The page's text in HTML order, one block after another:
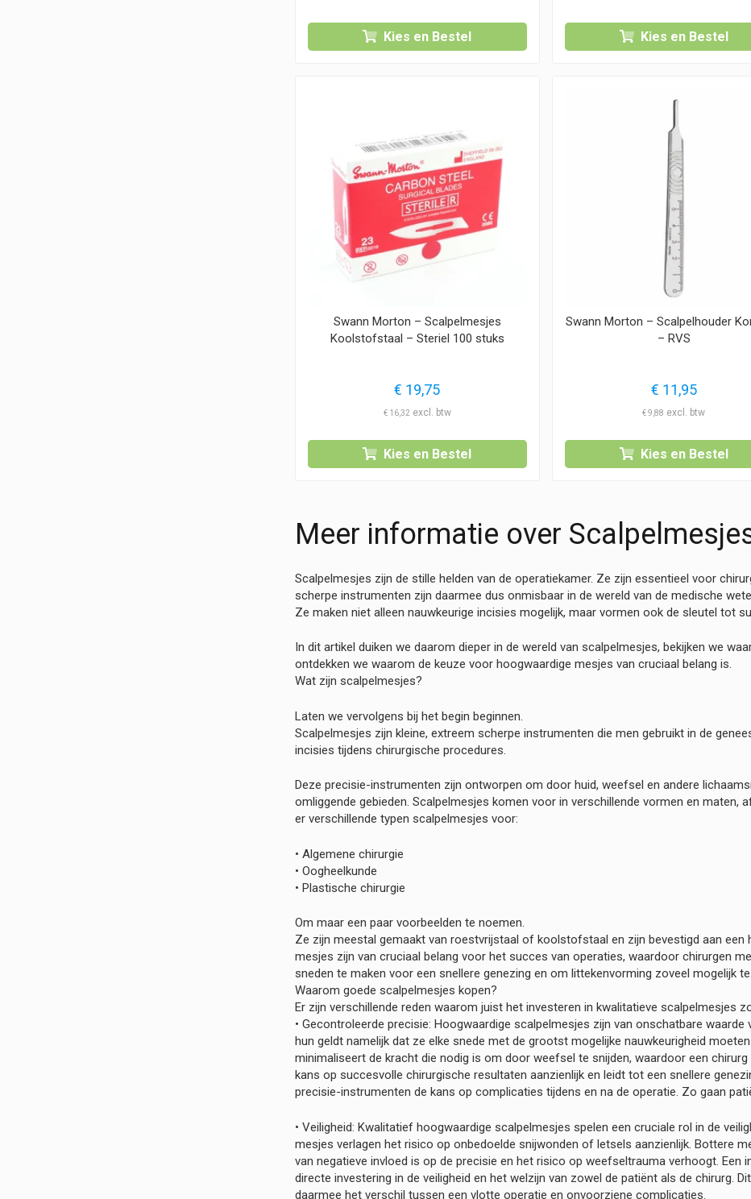
Kies en Bestel Kies en Bestel
Swann Morton – Scalpelmesjes
Koolstofstaal – Steriel 100 stuks
€ 19,75
€16,32
Kies en Bestel
Swann Morton – Scalpelhouder
– RVS
€ 11,95
€9,88
Kies en Bestel
Meer informatie over
Scalpelmesjes zijn de stille helden van de operatiekamer. Ze zijn essentieel voor
scherpe instrumenten zijn daarmee dus onmisbaar in de wereld van de medische
Ze maken niet alleen nauwkeurige incisies mogelijk, maar vormen ook de sleutel tot
In dit artikel duiken we daarom dieper in de wereld van scalpelmesjes, bekijken we
ontdekken we waarom de keuze voor hoogwaardige mesjes van cruciaal belang is.
Wat zijn scalpelmesjes?
Laten we vervolgens bij het begin beginnen.
Scalpelmesjes zijn kleine, extreem scherpe instrumenten die men gebruikt in de
incisies tijdens chirurgische procedures.
Deze precisie-instrumenten zijn ontworpen om door huid, weefsel en andere
omliggende gebieden. Scalpelmesjes komen voor in verschillende vormen en
er verschillende typen scalpelmesjes voor:
• Algemene chirurgie
• Oogheelkunde
• Plastische chirurgie
Om maar een paar voorbeelden te noemen.
Ze zijn meestal gemaakt van roestvrijstaal of koolstofstaal en zijn bevestigd aan een
mesjes zijn van cruciaal belang voor het succes van operaties, waardoor chirurgen
sneden te maken voor een snellere genezing en om littekenvorming zoveel mogelijk
Waarom goede scalpelmesjes kopen?
Er zijn verschillende reden waarom juist het investeren in kwalitatieve scalpelmesjes
• Gecontroleerde precisie: Hoogwaardige scalpelmesjes zijn van onschatbare
hun geldt namelijk dat ze elke snede met de grootst mogelijke nauwkeurigheid
minimaliseert de kracht die nodig is om door weefsel te snijden, waardoor een
kans op succesvolle chirurgische resultaten aanzienlijk en leidt tot een snellere
precisie-instrumenten de kans op complicaties tijdens en na de operatie. Zo gaan
• Veiligheid: Kwalitatief hoogwaardige scalpelmesjes spelen een cruciale rol in de
mesjes verlagen het risico op onbedoelde snijwonden of letsels aanzienlijk. Bottere
van negatieve invloed is op de precisie en het risico op weefseltrauma verhoogt.
directe investering in de veiligheid en het welzijn van zowel de patiënt als de chirurg.
daarmee het verschil tussen een vlotte operatie en onvoorziene complicaties.